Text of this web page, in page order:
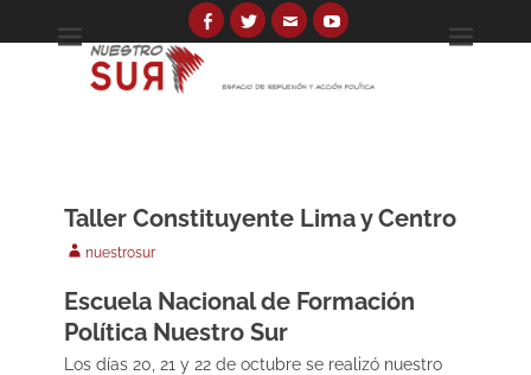
Facebook
TwitterEmailYouTube
Espacio de reflexión y acción política
Taller Constituyente Lima y Centro
Author
nuestrosur
Escuela Nacional de Formación
Política Nuestro Sur
Los días 20, 21 y 22 de octubre se realizó nuestro